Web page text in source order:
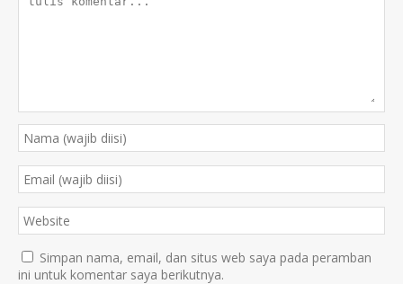
Simpan nama, email, dan situs web saya pada peramban
ini untuk komentar saya berikutnya.